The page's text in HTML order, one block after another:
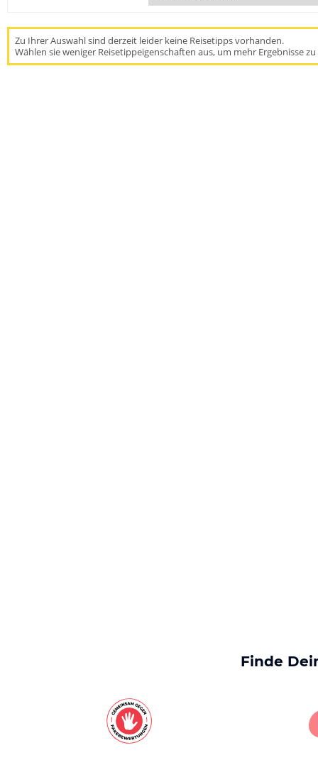
Zu Ihrer Auswahl sind derzeit leider keine Reisetipps vorhanden.
Wählen sie weniger Reisetippeigenschaften aus, um mehr Ergebnisse
Finde